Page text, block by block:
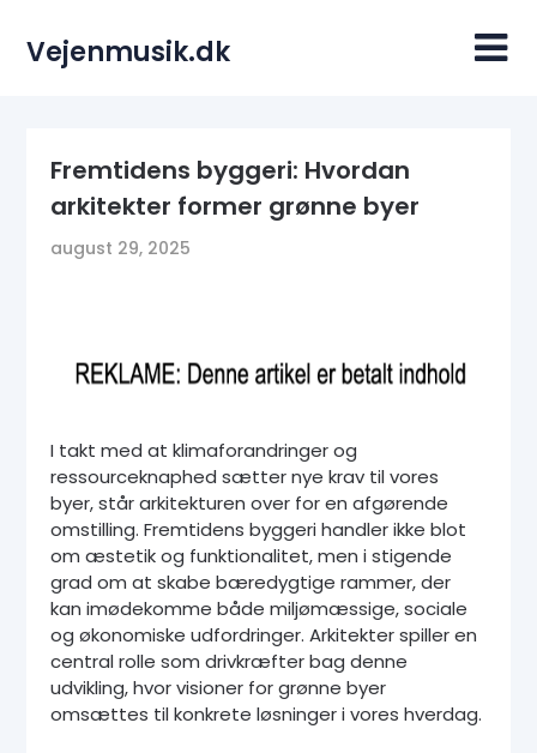
content
Vejenmusik.dk
Fremtidens byggeri: Hvordan
arkitekter former grønne byer
august 29, 2025
I takt med at klimaforandringer og
ressourceknaphed sætter nye krav til vores
byer, står arkitekturen over for en afgørende
omstilling. Fremtidens byggeri handler ikke blot
om æstetik og funktionalitet, men i stigende
grad om at skabe bæredygtige rammer, der
kan imødekomme både miljømæssige, sociale
og økonomiske udfordringer. Arkitekter spiller en
central rolle som drivkræfter bag denne
udvikling, hvor visioner for grønne byer
omsættes til konkrete løsninger i vores hverdag.